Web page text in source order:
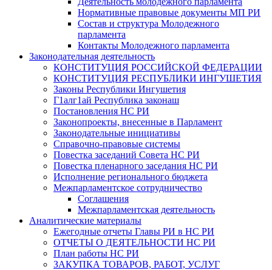
Нормативные правовые документы МП РИ
Состав и структура Молодежного
парламента
Контакты Молодежного парламента
Законодательная деятельность
КОНСТИТУЦИЯ РОССИЙСКОЙ ФЕДЕРАЦИИ
КОНСТИТУЦИЯ РЕСПУБЛИКИ ИНГУШЕТИЯ
Законы Республики Ингушетия
Г1алг1ай Республика законаш
Постановления НС РИ
Законопроекты, внесенные в Парламент
Законодательные инициативы
Справочно-правовые системы
Повестка заседаний Совета НС РИ
Повестка пленарного заседания НС РИ
Исполнение регионального бюджета
Межпарламентское сотрудничество
Соглашения
Межпарламентская деятельность
Аналитические материалы
Ежегодные отчеты Главы РИ в НС РИ
ОТЧЕТЫ О ДЕЯТЕЛЬНОСТИ НС РИ
План работы НС РИ
ЗАКУПКА ТОВАРОВ, РАБОТ, УСЛУГ